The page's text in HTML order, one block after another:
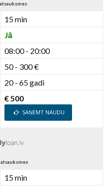
atsauksmes
15 min
Jā
08:00 - 20:00
50 - 300 €
20 - 65 gadi
€ 500
SAŅEMT NAUDU
atsauksmes
15 min